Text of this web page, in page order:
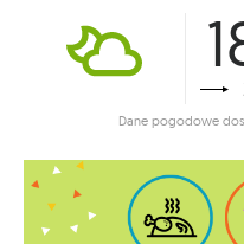
Dane pogodowe